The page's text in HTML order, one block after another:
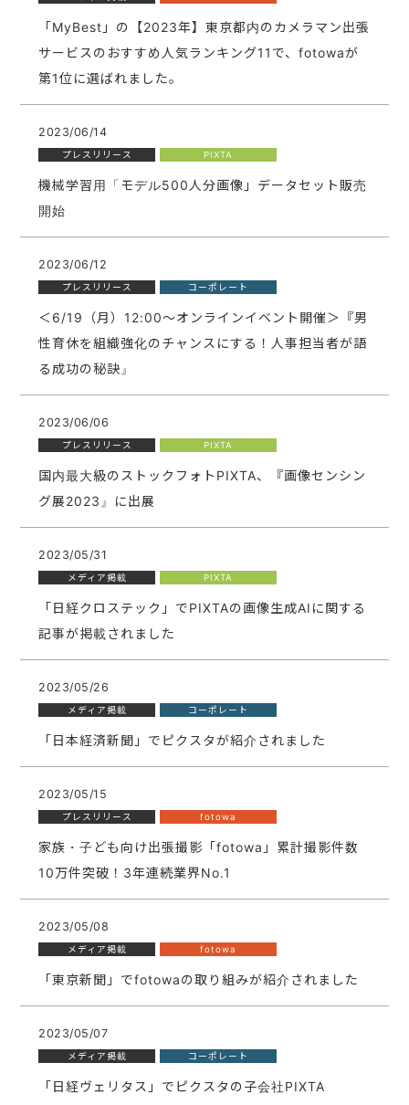
「MyBest」の【2023年】東京都内のカメラマン出張
サービスのおすすめ人気ランキング11で、fotowaが
第1位に選ばれました。
2023/06/14
プレスリリース PIXTA
機械学習用「モデル500人分画像」データセット販売
開始
2023/06/12
プレスリリース コーポレート
＜6/19（月）12:00〜オンラインイベント開催＞『男
性育休を組織強化のチャンスにする！人事担当者が語
る成功の秘訣』
2023/06/06
プレスリリース PIXTA
国内最大級のストックフォトPIXTA、『画像センシン
グ展2023』に出展
2023/05/31
メディア掲載 PIXTA
「日経クロステック」でPIXTAの画像生成AIに関する
記事が掲載されました
2023/05/26
メディア掲載 コーポレート
「日本経済新聞」でピクスタが紹介されました
2023/05/15
プレスリリース fotowa
家族・子ども向け出張撮影「fotowa」累計撮影件数
10万件突破！3年連続業界No.1
2023/05/08
メディア掲載 fotowa
「東京新聞」でfotowaの取り組みが紹介されました
2023/05/07
メディア掲載 コーポレート
「日経ヴェリタス」でピクスタの子会社PIXTA